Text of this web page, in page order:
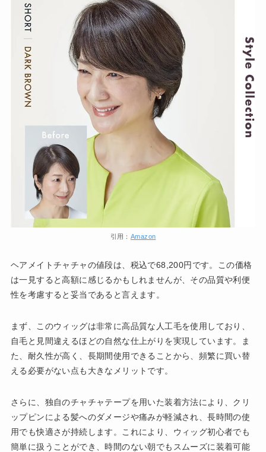
引用： Amazon
ヘアメイトチャチャの値段は、税込で68,200円です。この価格
は一見すると高額に感じるかもしれませんが、その品質や利便
性を考慮すると妥当であると言えます。
まず、このウィッグは非常に高品質な人工毛を使用しており、
自毛と見間違えるほどの自然な仕上がりを実現しています。ま
た、耐久性が高く、長期間使用できることから、頻繁に買い替
える必要がない点も大きなメリットです。
さらに、独自のチャチャテープを用いた装着方法により、クリ
ップピンによる髪へのダメージや痛みが軽減され、長時間の使
用でも快適さが持続します。これにより、ウィッグ初心者でも
簡単に扱うことができ、時間のない朝でもスムーズに装着可能